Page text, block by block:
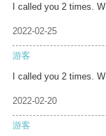
I called you 2 times. W
2022-02-25
游客
I called you 2 times. W
2022-02-20
游客